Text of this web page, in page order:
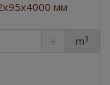
мм
m3